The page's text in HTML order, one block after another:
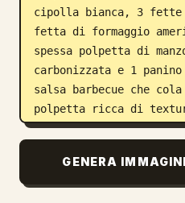
cipolla bianca, 3
fetta di formaggio
spessa polpetta di
carbonizzata e 1
salsa barbecue che
polpetta ricca di
grigliatura anneriti e
attorno
posiziona un logo
GENERA